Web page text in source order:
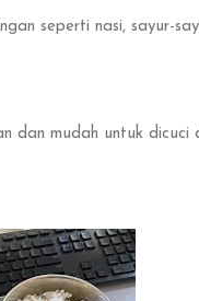
seperti nasi, sayur-
dan mudah untuk dicuci